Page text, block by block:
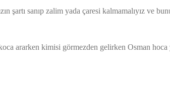
şartı sanıp zalim yada çaresi kalmamalıyız ve
ararken kimisi görmezden gelirken Osman